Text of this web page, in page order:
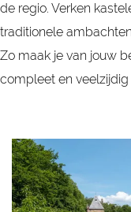
de regio. Verken
traditionele
Zo maak je van jouw
compleet en
L
a
a